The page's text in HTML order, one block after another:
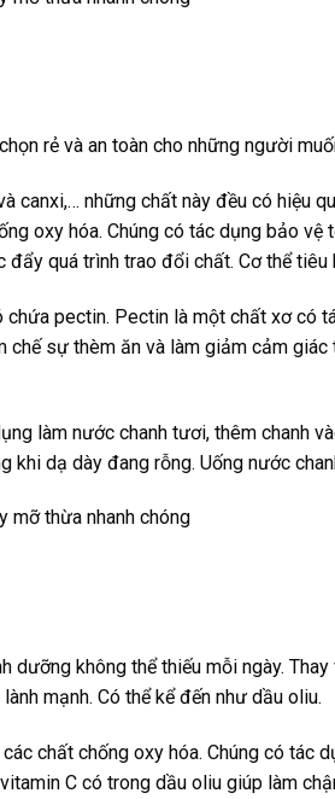
rẻ và an toàn cho những người
canxi,… những chất này đều có hiệu
oxy hóa. Chúng có tác dụng bảo
đẩy quá trình trao đổi chất. Cơ thể
chứa pectin. Pectin là một chất xơ
chế sự thèm ăn và làm giảm cảm
làm nước chanh tươi, thêm chanh
khi dạ dày đang rỗng. Uống nước
dưỡng không thể thiếu mỗi ngày.
mạnh. Có thể kể đến như dầu oliu.
chất chống oxy hóa. Chúng có tác
C có trong dầu oliu giúp làm